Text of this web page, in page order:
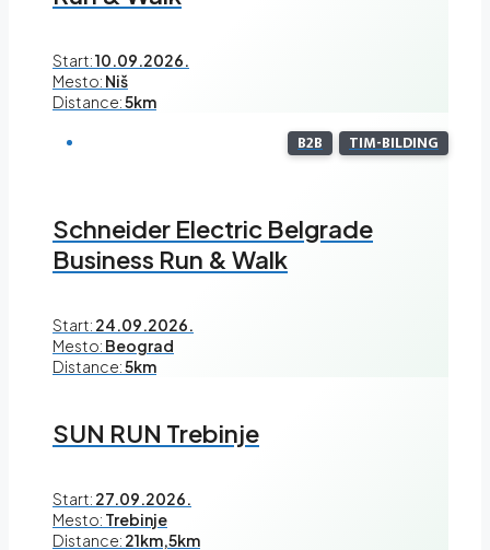
Start:10.09.2026.
Mesto: Niš
Distance:5km
B2B TIM-BILDING
Schneider Electric Belgrade
Business Run & Walk
Start: 24.09.2026.
Mesto: Beograd
Distance:5km
SUN RUN Trebinje
Start: 27.09.2026.
Mesto: Trebinje
Distance: 21km,5km